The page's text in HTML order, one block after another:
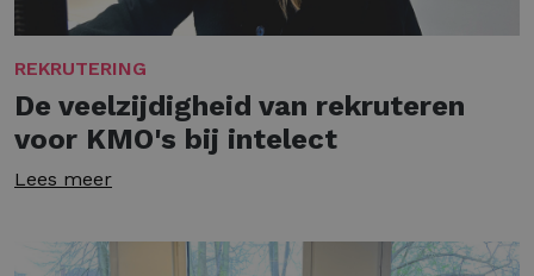
REKRUTERING
De veelzijdigheid van rekruteren
voor KMO's bij intelect
Lees meer